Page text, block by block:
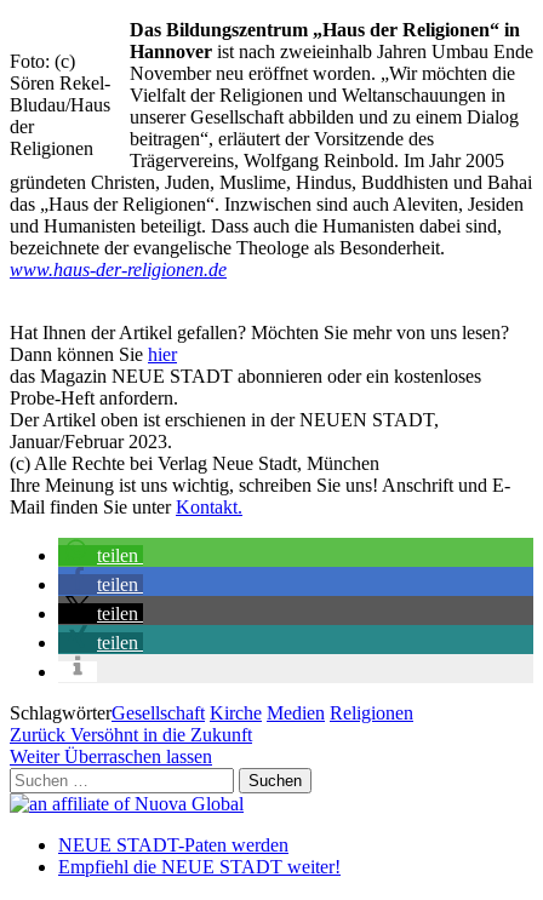
Foto: (c)
Sören Rekel-
Bludau/Haus
der
Religionen
Das Bildungszentrum „Haus der Religionen“ in
Hannover ist nach zweieinhalb Jahren Umbau Ende
November neu eröffnet worden. „Wir möchten die
Vielfalt der Religionen und Weltanschauungen in
unserer Gesellschaft abbilden und zu einem Dialog
beitragen“, erläutert der Vorsitzende des
Trägervereins, Wolfgang Reinbold. Im Jahr 2005
gründeten Christen, Juden, Muslime, Hindus, Buddhisten und Bahai
das „Haus der Religionen“. Inzwischen sind auch Aleviten, Jesiden
und Humanisten beteiligt. Dass auch die Humanisten dabei sind,
bezeichnete der evangelische Theologe als Besonderheit.
www.haus-der-religionen.de
Hat Ihnen der Artikel gefallen? Möchten Sie mehr von uns lesen?
Dann können Sie hier
das Magazin NEUE STADT abonnieren oder ein kostenloses
Probe-Heft anfordern.
Der Artikel oben ist erschienen in der NEUEN STADT,
Januar/Februar 2023.
(c) Alle Rechte bei Verlag Neue Stadt, München
Ihre Meinung ist uns wichtig, schreiben Sie uns! Anschrift und E-
Mail finden Sie unterKontakt.
teilen
teilen
teilen
teilen
SchlagwörterGesellschaft Kirche Medien Religionen
Beitragsnavigation
Vorheriger
Beitrag
Zurück Versöhnt in die Zukunft
Nächster
Beitrag
Weiter Überraschen lassen
Suchen
nach:
NEUE STADT-Paten werden
Empfiehl die NEUE STADT weiter!